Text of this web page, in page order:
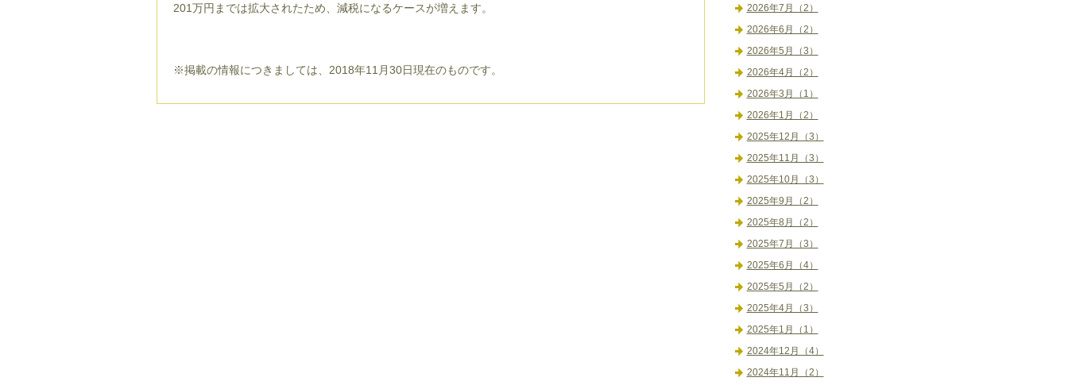
201万円までは拡大されたため、減税になるケースが増えます。
※掲載の情報につきましては、2018年11月30日現在のものです。
2026年7月（2）
2026年6月（2）
2026年5月（3）
2026年4月（2）
2026年3月（1）
2026年1月（2）
2025年12月（3）
2025年11月（3）
2025年10月（3）
2025年9月（2）
2025年8月（2）
2025年7月（3）
2025年6月（4）
2025年5月（2）
2025年4月（3）
2025年1月（1）
2024年12月（4）
2024年11月（2）